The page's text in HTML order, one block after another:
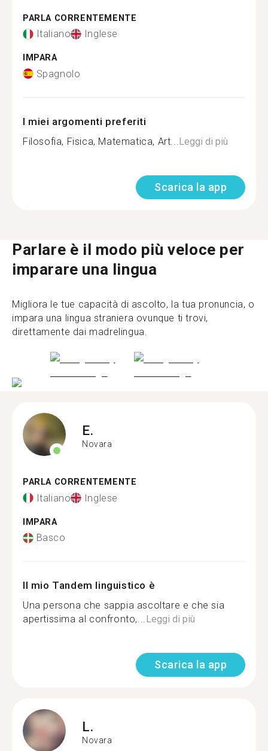
PARLA CORRENTEMENTE
Italiano Inglese
IMPARA
Spagnolo
I miei argomenti preferiti
Filosofia, Fisica, Matematica, Art... Leggi di più
Scarica la app
Parlare è il modo più veloce per
imparare una lingua
Migliora le tue capacità di ascolto, la tua pronuncia, o
impara una lingua straniera ovunque ti trovi,
direttamente dai madrelingua.
E.
Novara
PARLA CORRENTEMENTE
Italiano Inglese
IMPARA
Basco
Il mio Tandem linguistico è
Una persona che sappia ascoltare e che sia
apertissima al confronto,...Leggi di più
Scarica la app
L.
Novara